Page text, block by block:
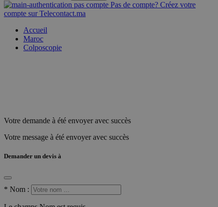
Pas de compte? Créez votre
compte sur Telecontact.ma
Accueil
Maroc
Colposcopie
Votre demande à été envoyer avec succès
Votre message à été envoyer avec succès
Demander un devis à
* Nom :